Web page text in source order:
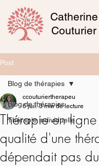
Catherine
Couturier
Post
Blog de thérapies
Thérapie individuelle
Blog de thérapies
Thérapie en
qualité d'une
dépendait pas
ccouturiertherapeu
6 juil. 3 min de lecture